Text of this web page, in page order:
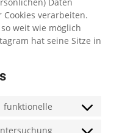
Daten
verarbeiten.
weit wie möglich
hat seine Sitze in
funktionelle